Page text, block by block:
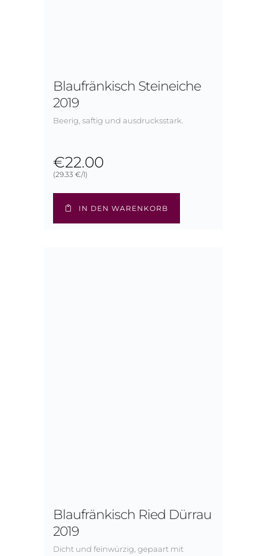
Blaufränkisch Steineiche
2019
Beerig, saftig und ausdrucksstark.
€22.00
(29.33 €/l)
IN DEN WARENKORB
Blaufränkisch Ried Dürrau
2019
Dicht und feinwürzig, gepaart mit